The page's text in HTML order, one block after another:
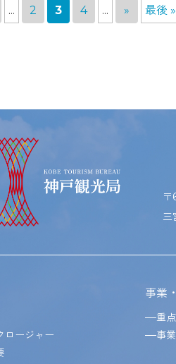
... 2 3 4 ... » 最後 »
三
ロージャー
事業
重
事